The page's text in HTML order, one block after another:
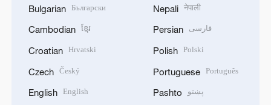
Bulgarian Български
Cambodian ខ្មែរ
Croatian Hrvatski
Czech Český
English English
Nepali नेपाली
Persian فارسی
Polish Polski
Portuguese Português
Pashto پښتو